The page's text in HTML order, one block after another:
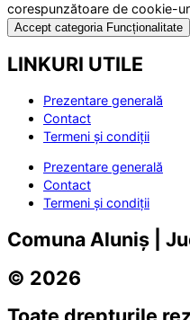
corespunzătoare de cookie-
Accept categoria Funcționalitate
LINKURI UTILE
Prezentare generală
Contact
Termeni și condiții
Prezentare generală
Contact
Termeni și condiții
Comuna Aluniș |
© 2026